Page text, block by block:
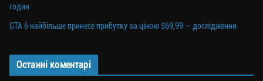
годин
GTA 6 найбільше принесе прибутку за ціною $69,99 — дослідження
Останні коментарі